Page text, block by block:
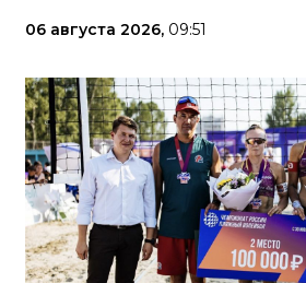
06 августа 2026, 09:51